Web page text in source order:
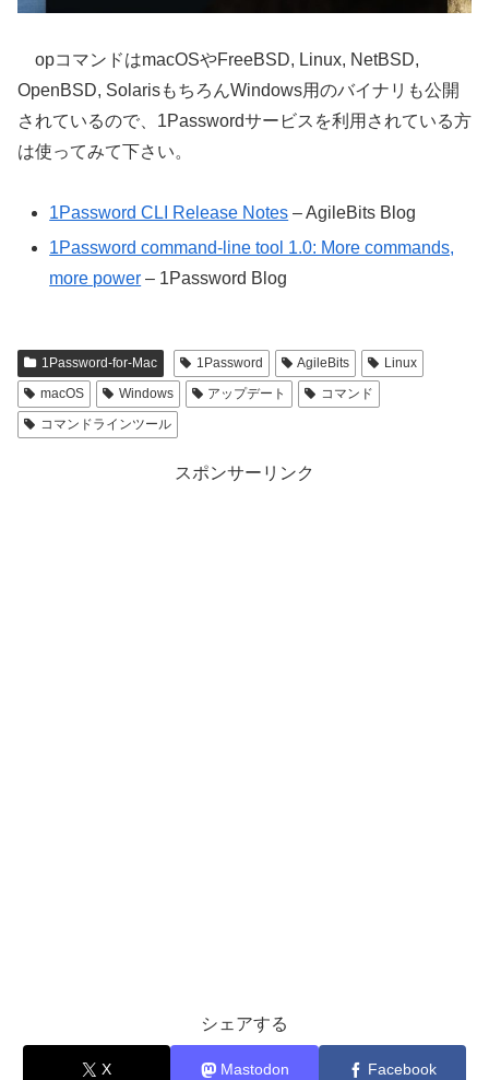
opコマンドはmacOSやFreeBSD, Linux, NetBSD,
OpenBSD, SolarisもちろんWindows用のバイナリも公開
されているので、1Passwordサービスを利用されている方
は使ってみて下さい。
1Password CLI Release Notes – AgileBits Blog
1Password command-line tool 1.0: More commands,
more power – 1Password Blog
1Password-for-Mac 1Password AgileBits
Linux
macOS
Windows アップデート
コマンド
コマンドラインツール
スポンサーリンク
シェアする
X Mastodon Facebook